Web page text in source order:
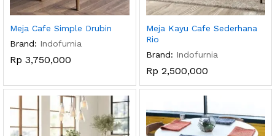
Meja Cafe Simple Drubin
Brand: Indofurnia
Rp 3,750,000
Meja Kayu Cafe Sederhana
Rio
Brand: Indofurnia
Rp 2,500,000